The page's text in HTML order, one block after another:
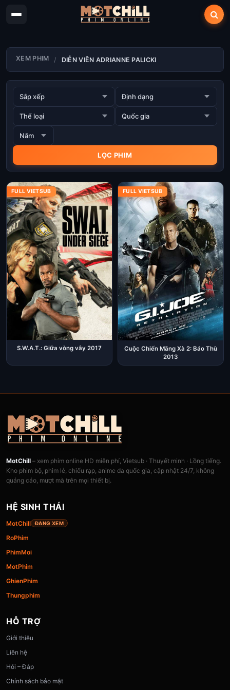
XEM PHIM DIỄN VIÊN ADRIANNE PALICKI
FULL VIETSUB
S.W.A.T.: Giữa vòng vây 2017
FULL VIETSUB
Cuộc Chiến Mãng Xà 2: Báo Thù
2013
MotChill – xem phim online HD miễn phí, Vietsub · Thuyết minh · Lồng tiếng.
Kho phim bộ, phim lẻ, chiếu rạp, anime đa quốc gia, cập nhật 24/7, không
quảng cáo, mượt mà trên mọi thiết bị.
HỆ SINH THÁI
MotChill ĐANG XEM
RoPhim
PhimMoi
MotPhim
GhienPhim
Thungphim
HỖ TRỢ
Giới thiệu
Liên hệ
Hỏi – Đáp
Chính sách bảo mật